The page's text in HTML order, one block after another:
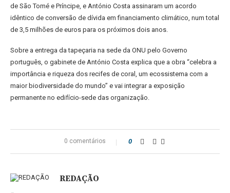
de São Tomé e Príncipe, e António Costa assinaram um acordo
idêntico de conversão de dívida em financiamento climático, num total
de 3,5 milhões de euros para os próximos dois anos.
Sobre a entrega da tapeçaria na sede da ONU pelo Governo
português, o gabinete de António Costa explica que a obra “celebra a
importância e riqueza dos recifes de coral, um ecossistema com a
maior biodiversidade do mundo” e vai integrar a exposição
permanente no edifício-sede das organização.
0 comentários 0
REDAÇÃO